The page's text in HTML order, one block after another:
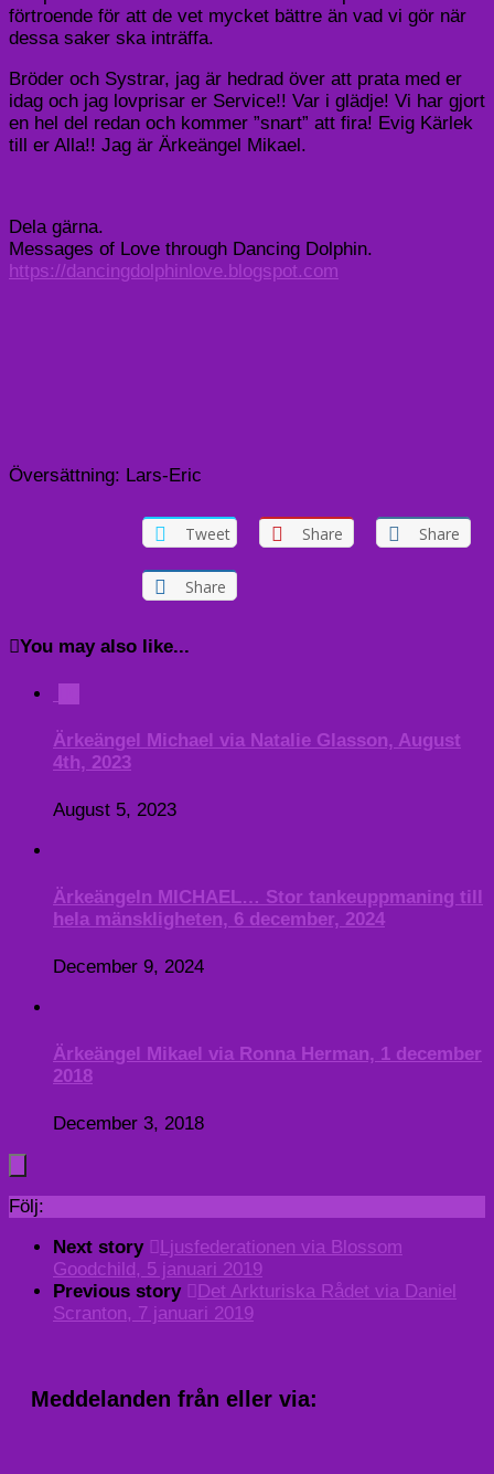
förtroende för att de vet mycket bättre än vad vi gör när
dessa saker ska inträffa.
Bröder och Systrar, jag är hedrad över att prata med er
idag och jag lovprisar er Service!! Var i glädje! Vi har gjort
en hel del redan och kommer ”snart” att fira! Evig Kärlek
till er Alla!! Jag är Ärkeängel Mikael.
Dela gärna.
Messages of Love through Dancing Dolphin.
https://dancingdolphinlove.blogspot.com
Översättning: Lars-Eric
Tweet Share Share
Share
You may also like...
Ärkeängel Michael via Natalie Glasson, August
4th, 2023
August 5, 2023
Ärkeängeln MICHAEL… Stor tankeuppmaning till
hela mänskligheten, 6 december, 2024
December 9, 2024
Ärkeängel Mikael via Ronna Herman, 1 december
2018
December 3, 2018
Följ:
Next story
Ljusfederationen via Blossom
Goodchild, 5 januari 2019
Previous story
Det Arkturiska Rådet via Daniel
Scranton, 7 januari 2019
Meddelanden från eller via: